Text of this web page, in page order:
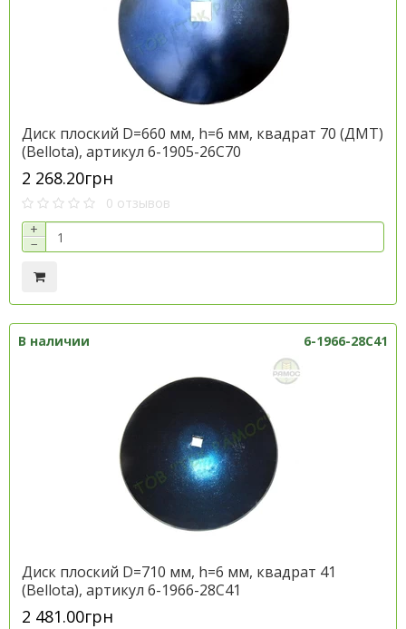
Диск плоский D=660 мм, h=6 мм, квадрат 70 (ДМТ)
(Bellota), артикул 6-1905-26C70
2 268.20грн
0 отзывов
+
−
В наличии 6-1966-28C41
Диск плоский D=710 мм, h=6 мм, квадрат 41
(Bellota), артикул 6-1966-28C41
2 481.00грн